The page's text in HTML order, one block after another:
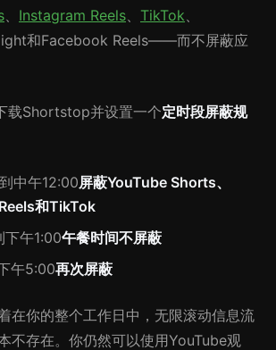
、 Instagram Reels、 TikTok、
和Facebook Reels——而不屏蔽应
载Shortstop并设置一个定时段屏蔽规
中午12:00屏蔽YouTube Shorts、
和TikTok
下午1:00午餐时间不屏蔽
午5:00再次屏蔽
在你的整个工作日中，无限滚动信息流
不存在。你仍然可以使用YouTube观